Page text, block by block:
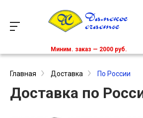
Миним. заказ — 2000 руб.
Главная Доставка По России
Доставка по